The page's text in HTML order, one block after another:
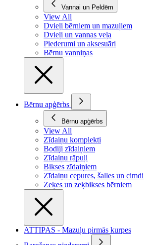
Vannai un Peldēm
View All
Dvieļi bērniem un mazuļiem
Dvieļi un vannas veļa
Piederumi un aksesuāri
Bērnu vanniņas
Bērnu apģērbs
Bērnu apģērbs
View All
Zīdaiņu komplekti
Bodiji zīdaiņiem
Zīdaiņu rāpuļi
Bikses zīdaiņiem
Zīdaiņu cepures, šalles un cimdi
Zeķes un zeķbikses bērniem
ATTIPAS - Mazuļu pirmās kurpes